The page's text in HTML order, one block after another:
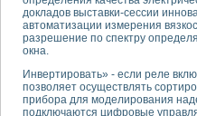
стенда для измерения
построения картины
показателей качества
управления источником питания
амперных характеристик
нано-, фемто-, биотехнологии и
по измерению временных
докладов выставки-сессии
автоматизации измерения
разрешение по спектру
окна.
Инвертировать» - если реле
позволяет осуществлять
прибора для моделирования
подключаются цифровые